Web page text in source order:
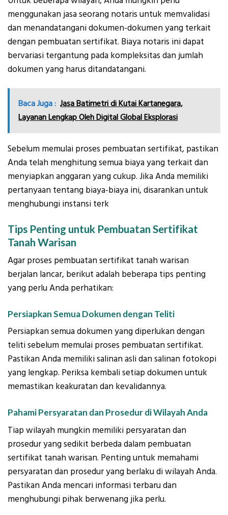
menggunakan jasa seorang notaris untuk memvalidasi
dan menandatangani dokumen-dokumen yang terkait
dengan pembuatan sertifikat. Biaya notaris ini dapat
bervariasi tergantung pada kompleksitas dan jumlah
dokumen yang harus ditandatangani.
Baca Juga : Jasa Batimetri di Kutai Kartanegara,
Layanan Lengkap Oleh Digital Global Eksplorasi
Sebelum memulai proses pembuatan sertifikat, pastikan
Anda telah menghitung semua biaya yang terkait dan
menyiapkan anggaran yang cukup. Jika Anda memiliki
pertanyaan tentang biaya-biaya ini, disarankan untuk
menghubungi instansi terk
Tips Penting untuk Pembuatan Sertifikat
Tanah Warisan
Agar proses pembuatan sertifikat tanah warisan
berjalan lancar, berikut adalah beberapa tips penting
yang perlu Anda perhatikan:
Persiapkan Semua Dokumen dengan Teliti
Persiapkan semua dokumen yang diperlukan dengan
teliti sebelum memulai proses pembuatan sertifikat.
Pastikan Anda memiliki salinan asli dan salinan fotokopi
yang lengkap. Periksa kembali setiap dokumen untuk
memastikan keakuratan dan kevalidannya.
Pahami Persyaratan dan Prosedur di Wilayah Anda
Tiap wilayah mungkin memiliki persyaratan dan
prosedur yang sedikit berbeda dalam pembuatan
sertifikat tanah warisan. Penting untuk memahami
persyaratan dan prosedur yang berlaku di wilayah Anda.
Pastikan Anda mencari informasi terbaru dan
menghubungi pihak berwenang jika perlu.